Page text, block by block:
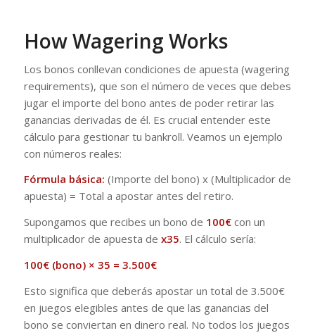
How Wagering Works
Los bonos conllevan condiciones de apuesta (wagering
requirements), que son el número de veces que debes
jugar el importe del bono antes de poder retirar las
ganancias derivadas de él. Es crucial entender este
cálculo para gestionar tu bankroll. Veamos un ejemplo
con números reales:
Fórmula básica: (Importe del bono) x (Multiplicador de
apuesta) = Total a apostar antes del retiro.
Supongamos que recibes un bono de 100€con un
multiplicador de apuesta de x35. El cálculo sería:
100€ (bono) × 35 = 3.500€
Esto significa que deberás apostar un total de 3.500€
en juegos elegibles antes de que las ganancias del
bono se conviertan en dinero real. No todos los juegos